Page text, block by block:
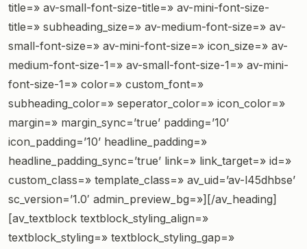
title=» av-small-font-size-title=» av-mini-font-size-
title=» subheading_size=» av-medium-font-size=» av-
small-font-size=» av-mini-font-size=» icon_size=» av-
medium-font-size-1=» av-small-font-size-1=» av-mini-
font-size-1=» color=» custom_font=»
subheading_color=» seperator_color=» icon_color=»
margin=» margin_sync=’true’ padding=’10’
icon_padding=’10’ headline_padding=»
headline_padding_sync=’true’ link=» link_target=» id=»
custom_class=» template_class=» av_uid=’av-l45dhbse’
sc_version=’1.0′ admin_preview_bg=»][/av_heading]
[av_textblock textblock_styling_align=»
textblock_styling=» textblock_styling_gap=»